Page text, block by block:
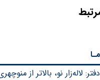
لاله‌زار نو، بالاتر از